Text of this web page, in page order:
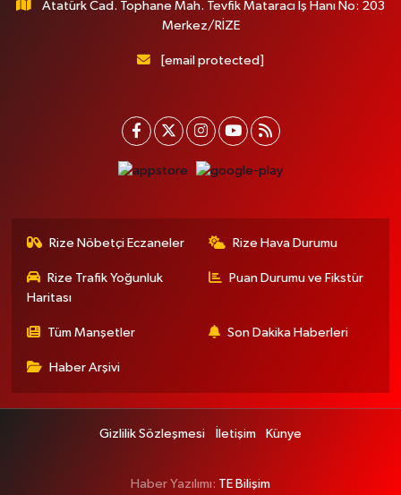
Atatürk Cad. Tophane Mah. Tevfik Mataracı İş Hanı No: 203
Merkez/RİZE
[email protected]
Rize Nöbetçi Eczaneler Rize Hava Durumu
Rize Trafik Yoğunluk
Haritası
Puan Durumu ve Fikstür
Tüm Manşetler Son Dakika Haberleri
Haber Arşivi
Gizlilik Sözleşmesi İletişim Künye
Haber Yazılımı: TE Bilişim